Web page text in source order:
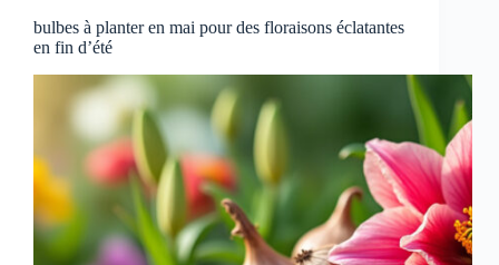
bulbes à planter en mai pour des floraisons éclatantes
en fin d’été